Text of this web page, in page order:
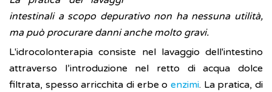
intestinali a scopo depurativo non ha nessuna utilità,
ma può procurare danni anche molto gravi.
L'idrocolonterapia consiste nel lavaggio dell'intestino
attraverso l’introduzione nel retto di acqua dolce
filtrata, spesso arricchita di erbe o enzimi. La pratica, di